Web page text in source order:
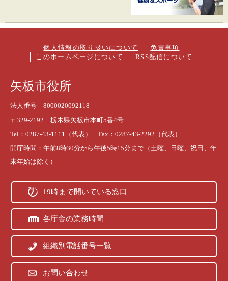
個人情報の取り扱いについて
免責事項
このホームページについて
RSS配信について
矢板市役所
法人番号 8000020092118
〒329-2192 栃木県矢板市本町5番4号
Tel：0287-43-1111（代表） Fax：0287-43-2292（代表）
開庁時間：午前8時30分から午後5時15分まで（土曜、日曜、祝日、年
末年始は除く）
19時まで開いている窓口
各庁舎の業務時間
組織別電話番号一覧
お問い合わせ